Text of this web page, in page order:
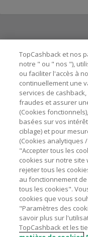
Besoin d'aide ?
Astuces pour
A propos de
Contactez-nous
Mentions légales
Nos sites UK US
TopCashback et nos
notre " ou " nos "),
ou faciliter l'accès à
continuellement une
services de
fraudes et assurer
(Cookies
basées sur vos
ciblage) et pour
(Cookies analytiques
"Accepter tous les
cookies sur notre site
rejeter tous les
au fonctionnement
tous les cookies".
cookies que vous
"Paramètres des
savoir plus sur
TopCashback et les